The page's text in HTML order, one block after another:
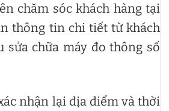
chăm sóc khách hàng tại
thông tin chi tiết từ khách
sửa chữa máy đo thông số
nhận lại địa điểm và thời